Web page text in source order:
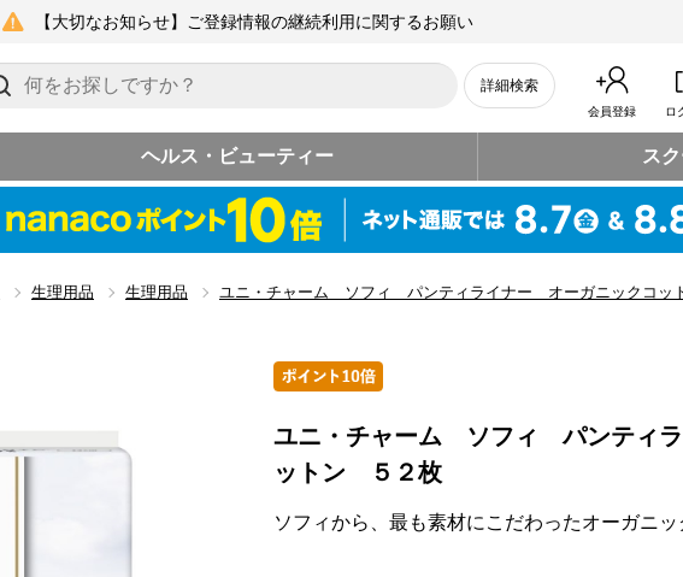
【大切なお知らせ】ご登録情報の継続利用に関するお願い
詳細検索
会員登録 ロ
ヘルス・ビューティー ス
生理用品 生理用品 ユニ・チャーム ソフィ パンティライナー オーガニックコッ
ユニ・チャーム ソフィ パンティ
ットン ５２枚
ソフィから、最も素材にこだわったオーガニ